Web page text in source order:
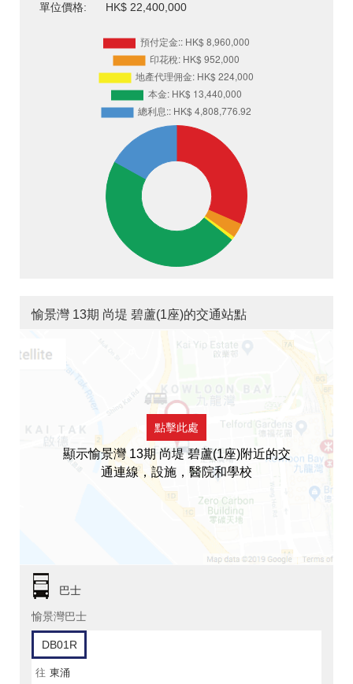
單位價格:
HK$ 22,400,000
愉景灣 13期 尚堤 碧蘆(1座)的交通站點
點擊此處
顯示愉景灣 13期 尚堤 碧蘆(1座)附近的交
通連線，設施，醫院和學校
巴士
愉景灣巴士
DB01R
往 東涌